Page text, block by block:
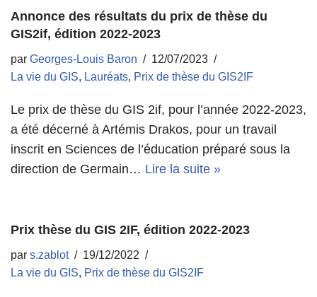
Annonce des résultats du prix de thèse du
GIS2if, édition 2022-2023
par Georges-Louis Baron
12/07/2023
La vie du GIS, Lauréats, Prix de thèse du GIS2IF
Le prix de thèse du GIS 2if, pour l’année 2022-2023,
a été décerné à Artémis Drakos, pour un travail
inscrit en Sciences de l’éducation préparé sous la
direction de Germain… Lire la suite »
Prix thèse du GIS 2IF, édition 2022-2023
par s.zablot
19/12/2022
La vie du GIS, Prix de thèse du GIS2IF